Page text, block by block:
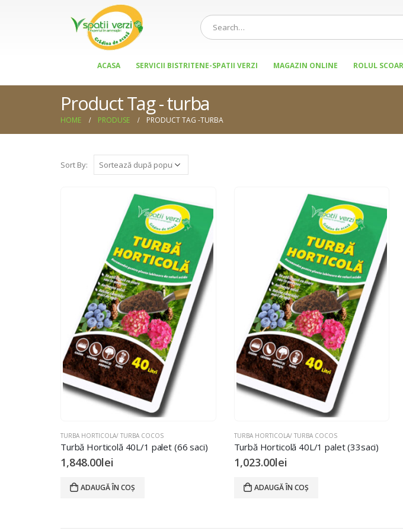
ACASA SERVICII BISTRITENE-SPATII VERZI MAGAZIN ONLINE ROLUL
Product Tag - turba
HOME PRODUSE PRODUCT TAG -TURBA
Sort By:
TURBA HORTICOLA/ TURBA COCOS
Turbă Horticolă 40L/1 palet (66 saci)
1,848.00lei
ADAUGĂ ÎN COȘ
TURBA HORTICOLA/ TURBA COCOS
Turbă Horticolă 40L/1 palet (33saci)
1,023.00lei
ADAUGĂ ÎN COȘ